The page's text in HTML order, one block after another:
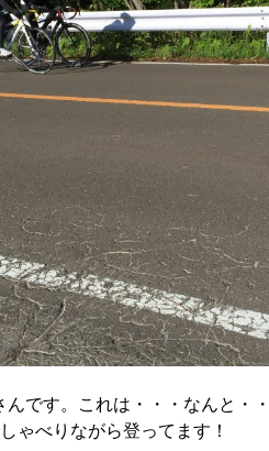
んです。これは・・・なんと・
ゃべりながら登ってます！